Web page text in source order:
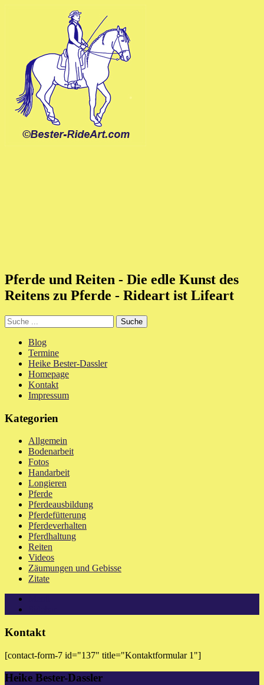
Pferde und Reiten - Die edle Kunst des
Reitens zu Pferde - Rideart ist Lifeart
Blog
Termine
Heike Bester-Dassler
Homepage
Kontakt
Impressum
Kategorien
Allgemein
Bodenarbeit
Fotos
Handarbeit
Longieren
Pferde
Pferdeausbildung
Pferdefütterung
Pferdeverhalten
Pferdhaltung
Reiten
Videos
Zäumungen und Gebisse
Zitate
Kontakt
[contact-form-7 id="137" title="Kontaktformular 1"]
Heike Bester-Dassler